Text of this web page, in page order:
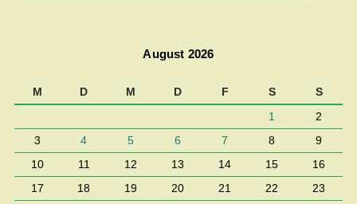
August 2026
M D M D F S S
1
2
3
4 5 6 7 8
9
10
11 12 13 14 15
16
17
18 19 20 21 22 23